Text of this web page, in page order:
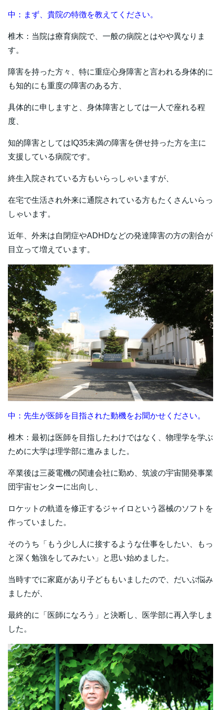
中：まず、貴院の特徴を教えてください。
椎木：当院は療育病院で、一般の病院とはやや異なりま
す。
障害を持った方々、特に重症心身障害と言われる身体的に
も知的にも重度の障害のある方、
具体的に申しますと、身体障害としては一人で座れる程
度、
知的障害としてはIQ35未満の障害を併せ持った方を主に
支援している病院です。
終生入院されている方もいらっしゃいますが、
在宅で生活され外来に通院されている方もたくさんいらっ
しゃいます。
近年、外来は自閉症やADHDなどの発達障害の方の割合が
目立って増えています。
中：先生が医師を目指された動機をお聞かせください。
椎木：最初は医師を目指したわけではなく、物理学を学ぶ
ために大学は理学部に進みました。
卒業後は三菱電機の関連会社に勤め、筑波の宇宙開発事業
団宇宙センターに出向し、
ロケットの軌道を修正するジャイロという器械のソフトを
作っていました。
そのうち「もう少し人に接するような仕事をしたい、もっ
と深く勉強をしてみたい」と思い始めました。
当時すでに家庭があり子どももいましたので、だいぶ悩み
ましたが、
最終的に「医師になろう」と決断し、医学部に再入学しま
した。